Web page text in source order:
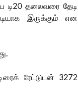
டி20 தலைவரை தேடி
இருக்கும் என
ரேட்டுடன் 3272